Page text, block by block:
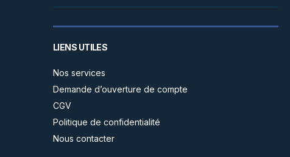
LIENS UTILES
Nos services
Demande d’ouverture de compte
CGV
Politique de confidentialité
Nous contacter